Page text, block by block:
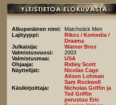
Alkuperäinen nimi:
Matchstick Men
Lajityyppi:
Rikos / Komedia /
Draama
Julkaisija:
Warner Bros
Valmistusvuosi:
2003
Valmistusmaa:
USA
Ohjaaja:
Ridley Scott
Näyttelijät:
Nicolas Cage
Alison Lohman
Sam Rockwell
Käsikirjoittaja:
Nicholas Griffin ja
Ted Griffin
perustuu Eric